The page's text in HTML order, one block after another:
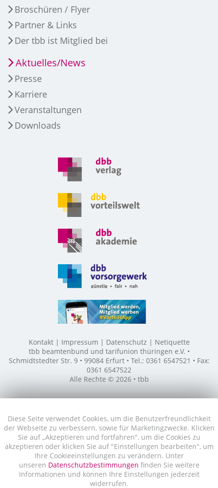
Diese Seite verwendet Cookies, um die Benutzerfreundlichkeit
der Webseite zu verbessern, sowie für Marketingzwecke. Klicken
Sie auf „Akzeptieren und fortfahren", um die Cookies zu
akzeptieren oder klicken Sie auf "Einstellungen bearbeiten", um
Ihre Cookieeinstellungen zu verändern. Unter
unseren Datenschutzbestimmungen finden Sie weitere
Informationen und können Ihre Einstellungen jederzeit
widerrufen.
Broschüren / Flyer
Partner & Links
Der tbb ist Mitglied bei
Aktuelles/News
Presse
Karriere
Veranstaltungen
Downloads
Kontakt Impressum Datenschutz
Netiquette
tbb beamtenbund und tarifunion thüringen e.V. •
Schmidtstedter Str. 9 • 99084 Erfurt • Tel.: 0361 6547521 • Fax:
0361 6547522
Alle Rechte © 2026 • tbb